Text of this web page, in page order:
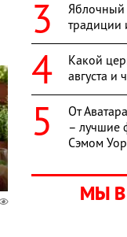
Яблочный
традиции
Какой
августа и
От
– лучшие
Сэмом
МЫ В